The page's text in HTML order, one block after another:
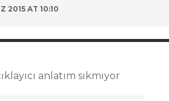
2015 AT 10:10
anlatım sıkmıyor